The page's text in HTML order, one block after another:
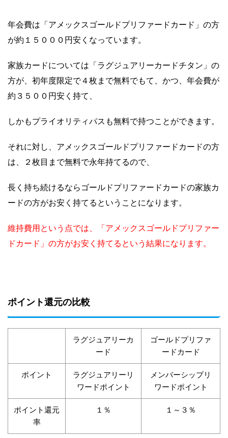
年会費は「アメックスゴールドプリファードカード」の方
が約１５０００円安くなっています。
家族カードについては「ラグジュアリーカードチタン」の
方が、初年度限定で４枚まで無料でもて、かつ、年会費が
約３５００円安く持て、
しかもプライオリティパスも無料で持つことができます。
それに対し、アメックスゴールドプリファードカードの方
は、２枚目まで無料で永年持てるので、
長く持ち続けるならゴールドプリファードカードの家族カ
ードの方がお安く持てるということになります。
維持費用という点では、「アメックスゴールドプリファー
ドカード」の方がお安く持てるという結果になります。
ポイント還元の比較
ラグジュアリーカ
ード
ゴールドプリファ
ードカード
ポイント
ラグジュアリーリ
ワードポイント
メンバーシップリ
ワードポイント
ポイント還元
率
１％ １～３％